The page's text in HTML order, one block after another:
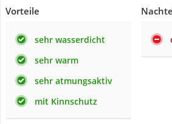
Vorteile
sehr wasserdicht
sehr warm
sehr atmungsaktiv
mit Kinnschutz